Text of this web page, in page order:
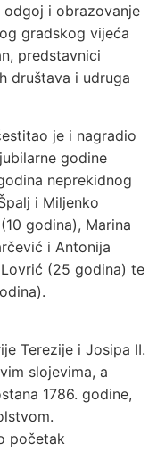
i obrazovanje
gradskog vijeća
predstavnici
društava i udruga
je i nagradio
godine
neprekidnog
i Miljenko
godina), Marina
i Antonija
(25 godina) te
Terezije i Josipa II.
slojevima, a
1786. godine,
početak